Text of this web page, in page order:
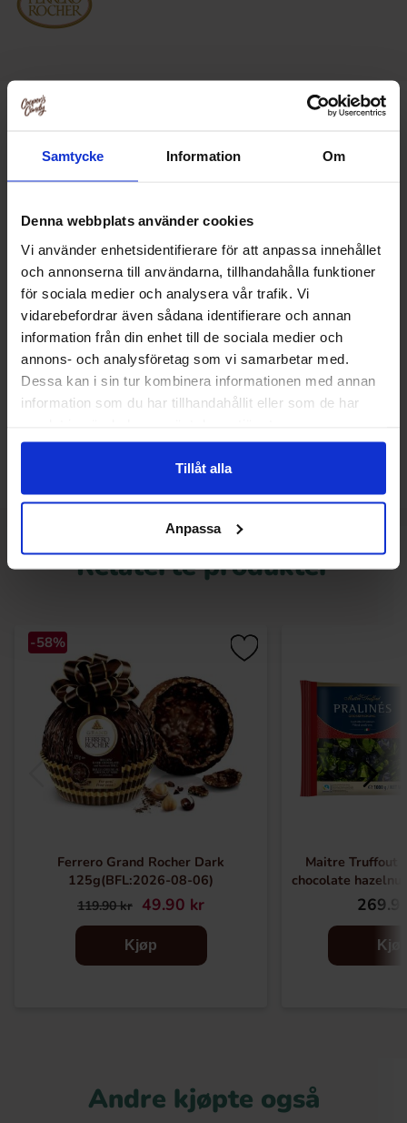
Samtycke Information Om
Denna webbplats använder cookies
Vi använder enhetsidentifierare för att anpassa innehållet
och annonserna till användarna, tillhandahålla funktioner
för sociala medier och analysera vår trafik. Vi
vidarebefordrar även sådana identifierare och annan
information från din enhet till de sociala medier och
annons- och analysföretag som vi samarbetar med.
Dessa kan i sin tur kombinera informationen med annan
information som du har tillhandahållit eller som de har
Tillåt alla
Anpassa
Utforsk flere lignende
Godteri /Sjokolade
Høytider /Jul
Godteri
Høytider /valentinsdag
Omtaler
Dette produktet har ingen anmeldelser
Relaterte produkter
-58%
Ferrero Grand Rocher Dark
125g(BFL:2026-08-06)
119.90 kr 49.90 kr
Kjøp
Maitre Truffout
chocolate
Andre kjøpte også